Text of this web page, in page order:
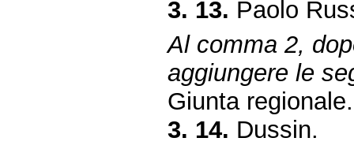
3. 13. Paolo
Al comma 2,
aggiungere le
Giunta regionale.
3. 14. Dussin.